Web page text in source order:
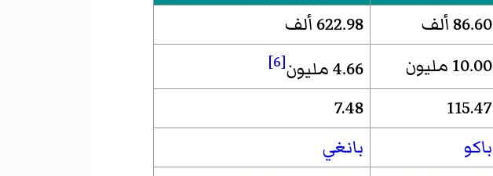
86.60 ألف
622.98 ألف
10.00 مليون 4.66 مليون [6]
115.47
7.48
باكو
بانغي